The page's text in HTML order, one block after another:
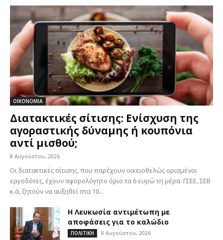
ΟΙΚΟΝΟΜΙΑ
Διατακτικές σίτισης: Ενίσχυση της
αγοραστικής δύναμης ή κουπόνια
αντί μισθού;
8 Αυγούστου, 2026
Oι διατακτικές σίτισης, που παρέχουν οικειοθελώς ορισμένοι
εργοδότες, έχουν αφορολόγητο όριο τα 6 ευρώ τη μέρα. ΓΣΕΕ, ΣΕΒ
κ.ά, ζητούν να αυξηθεί στα 10...
Η Λευκωσία αντιμέτωπη με
αποφάσεις για το καλώδιο
ΠΟΛΙΤΙΚΗ 8 Αυγούστου, 2026